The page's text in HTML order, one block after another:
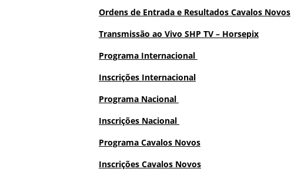
Ordens de Entrada e Resultados Cavalos Novos
Transmissão ao Vivo SHP TV – Horsepix
Programa Internacional
Inscrições Internacional
Programa Nacional
Inscrições Nacional
Programa Cavalos Novos
Inscrições Cavalos Novos